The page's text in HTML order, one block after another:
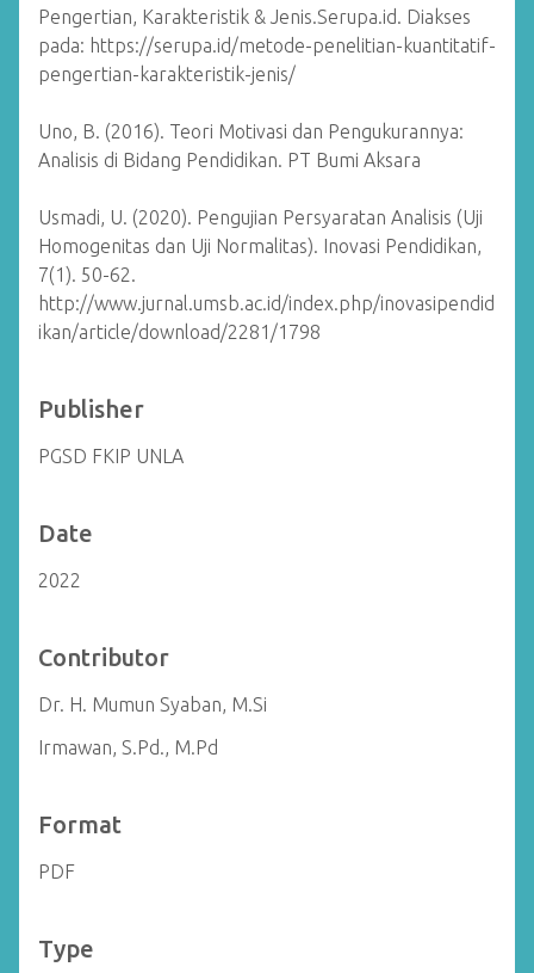
Pengertian, Karakteristik & Jenis.Serupa.id. Diakses
pada: https://serupa.id/metode-penelitian-kuantitatif-
pengertian-karakteristik-jenis/
Uno, B. (2016). Teori Motivasi dan Pengukurannya:
Analisis di Bidang Pendidikan. PT Bumi Aksara
Usmadi, U. (2020). Pengujian Persyaratan Analisis (Uji
Homogenitas dan Uji Normalitas). Inovasi Pendidikan,
7(1). 50-62.
http://www.jurnal.umsb.ac.id/index.php/inovasipendid
ikan/article/download/2281/1798
Publisher
PGSD FKIP UNLA
Date
2022
Contributor
Dr. H. Mumun Syaban, M.Si
Irmawan, S.Pd., M.Pd
Format
PDF
Type